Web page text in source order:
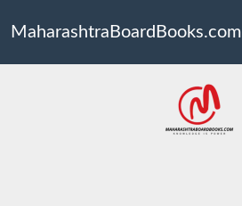
MaharashtraBoardBooks.com